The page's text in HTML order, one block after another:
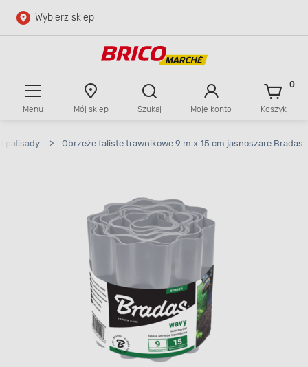
Przejdź do głównej zawartości
Wybierz sklep
Menu Mój sklep Szukaj Moje konto Koszyk
0
palisady > Obrzeże faliste trawnikowe 9 m x 15 cm jasnoszare Bradas